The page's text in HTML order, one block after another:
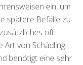
ein, um
spätere Befälle zu
oft
Art von Schädling
benötigt eine sehr